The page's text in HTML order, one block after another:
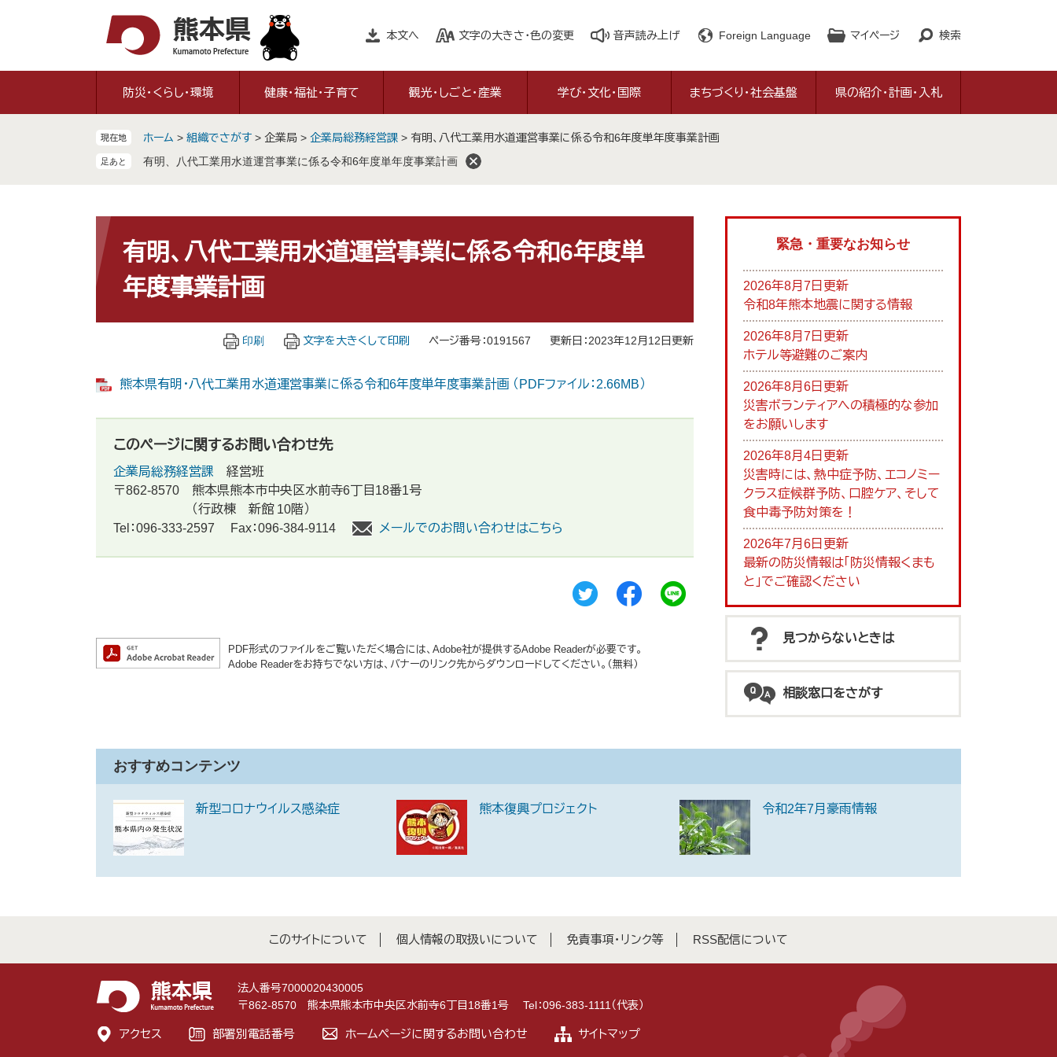
本文へ 文字の大きさ・色の変更 音声読み上げ Foreign Language マイページ 検索
防災・くらし・環境 健康・福祉・子育て 観光・しごと・産業 学び・文化・国際 まちづくり・社会基盤 県の紹介・計画・入札
現在地 ホーム > 組織でさがす > 企業局 > 企業局総務経営課 > 有明、八代工業用水道運営事業に係る令和6年度単年度事業計画
有明、八代工業用水道運営事業に係る令和6年度単年度事業計画
文
有明、八代工業用水道運営事業に係る令和6年度単
年度事業計画
印刷 文字を大きくして印刷 ページ番号：0191567 更新日：2023年12月12日更新
熊本県有明・八代工業用水道運営事業に係る令和6年度単年度事業計画 （PDFファイル：2.66MB）
このページに関するお問い合わせ先
企業局総務経営課
経営班
〒862-8570
熊本県熊本市中央区水前寺6丁目18番1号
（行政棟 新館 10階）
Tel：096-333-2597
Fax：096-384-9114 メールでのお問い合わせはこちら
PDF形式のファイルをご覧いただく場合には、Adobe社が提供するAdobe Readerが必要です。
Adobe Readerをお持ちでない方は、バナーのリンク先からダウンロードしてください。（無料）
緊急・重要なお知らせ
2026年8月7日更新
令和8年熊本地震に関する情報
2026年8月7日更新
ホテル等避難のご案内
2026年8月6日更新
災害ボランティアへの積極的な参加
をお願いします
2026年8月4日更新
災害時には、熱中症予防、エコノミー
クラス症候群予防、口腔ケア、そして
食中毒予防対策を！
2026年7月6日更新
最新の防災情報は「防災情報くまも
と」でご確認ください
見つからないときは
相談窓口をさがす
おすすめコンテンツ
新型コロナウイルス感染症 熊本復興プロジェクト 令和2年7月豪雨情報
このサイトについて 個人情報の取扱いについて 免責事項・リンク等 RSS配信について
法人番号7000020430005
〒862-8570 熊本県熊本市中央区水前寺6丁目18番1号
Tel：096-383-1111（代表）
アクセス 部署別電話番号 ホームページに関するお問い合わせ サイトマップ